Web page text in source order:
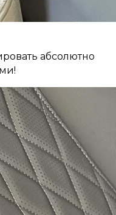
абсолютно